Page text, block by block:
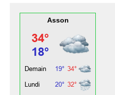
Asson